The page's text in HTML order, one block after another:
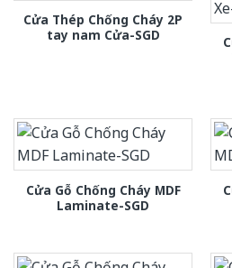
Cửa Thép Chống Cháy 2P
tay nam Cửa-SGD
Cửa Gỗ Chống Cháy MDF
Laminate-SGD